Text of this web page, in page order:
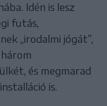
Idén is lesz
futás,
„irodalmi jógát”,
és megmarad
is.